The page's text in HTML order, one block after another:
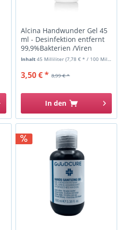
Alcina Handwunder Gel 45
ml - Desinfektion entfernt
99,9%Bakterien /Viren
Inhalt45 Milliliter(7,78 € * / 100 Milliliter)
8,99 € *
3,50 € *
In den